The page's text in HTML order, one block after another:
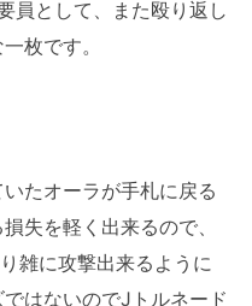
員として、また殴り返し
枚です。
たオーラが手札に戻る
失を軽く出来るので、
雑に攻撃出来るように
はないのでJトルネード